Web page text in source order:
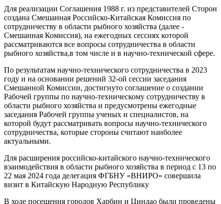
Для реализации Соглашения 1988 г. из представителей Сторон
создана Смешанная Российско-Китайская Комиссия по
сотрудничеству в области рыбного хозяйства (далее -
Смешанная Комиссия), на ежегодных сессиях которой
рассматриваются все вопросы сотрудничества в области
рыбного хозяйства,в том числе и в научно-технической сфере.
По результатам научно-технического сотрудничества в 2023
году и на основании решений 32-ой сессии заседания
Смешанной Комиссии, достигнуто соглашение о создании
Рабочей группы по научно-техническому сотрудничеству в
области рыбного хозяйства и предусмотрены ежегодные
заседания Рабочей группы ученых и специалистов, на
которой будут рассматривать вопросы научно-технического
сотрудничества, которые стороны считают наиболее
актуальными.
Для расширения российско-китайского научно-технического
взаимодействия в области рыбного хозяйства в период с 13 по
22 мая 2024 года делегация ФГБНУ «ВНИРО» совершила
визит в Китайскую Народную Республику
В ходе посещения городов Харбин и Циндао были проведены